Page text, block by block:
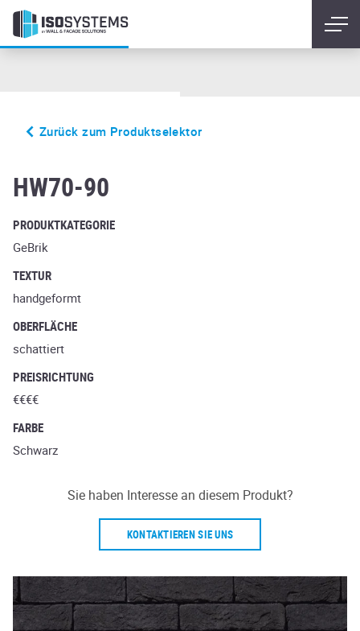
Zurück zum Produktselektor
HW70-90
PRODUKTKATEGORIE
GeBrik
TEXTUR
handgeformt
OBERFLÄCHE
schattiert
PREISRICHTUNG
€€€€
FARBE
Schwarz
Sie haben Interesse an diesem Produkt?
KONTAKTIEREN SIE UNS